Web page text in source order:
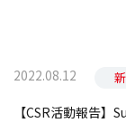
2022.08.12
【CSR活動報告】